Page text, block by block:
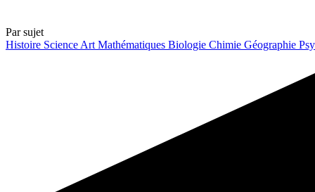
Par sujet
Histoire Science Art Mathématiques Biologie Chimie Géographie